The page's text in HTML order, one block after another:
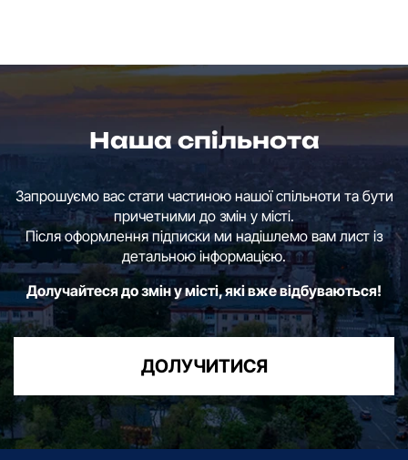
Наша спільнота
Запрошуємо вас стати частиною нашої спільноти та бути
причетними до змін у місті.
Після оформлення підписки ми надішлемо вам лист із
детальною інформацією.
Долучайтеся до змін у місті, які вже відбуваються!
ДОЛУЧИТИСЯ